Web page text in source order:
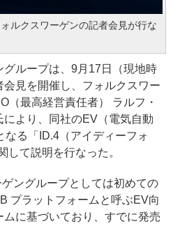
ルクスワーゲンの記者会見が行な
ループは、9月17日（現地時
見を開催し、フォルクスワー
（最高経営責任者） ラルフ・
より、同社のEV（電気自動
る「ID.4（アイディーフォ
して説明を行なった。
ングループとしては初めての
プラットフォームと呼ぶEV向
に基づいており、すでに発売